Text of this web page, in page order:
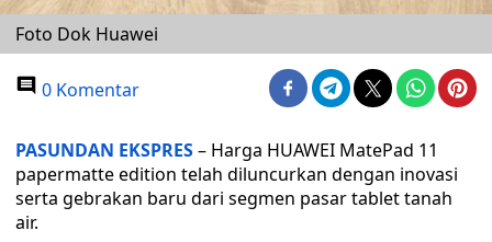
Foto Dok Huawei
0 Komentar
PASUNDAN EKSPRES– Harga HUAWEI MatePad 11
papermatte edition telah diluncurkan dengan inovasi
serta gebrakan baru dari segmen pasar tablet tanah
air.